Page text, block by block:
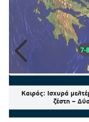
Καιρός: Ισχυρά
ζέστη –